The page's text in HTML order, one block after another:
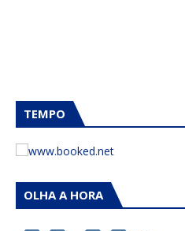
TEMPO
OLHA A HORA